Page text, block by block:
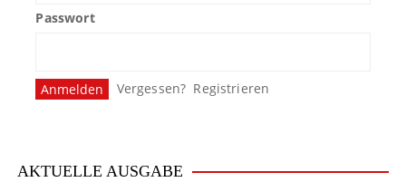
m
e
Passwort
Vergessen? Registrieren
AKTUELLE AUSGABE